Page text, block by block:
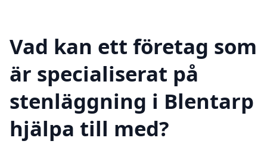
Vad kan ett företag som
är specialiserat på
stenläggning i Blentarp
hjälpa till med?